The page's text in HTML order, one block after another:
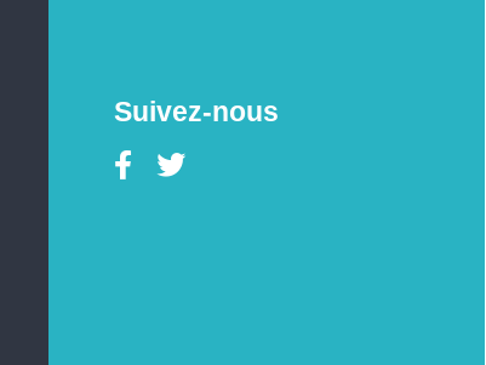
Suivez-nous